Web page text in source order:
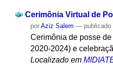
Cerimônia Virtual de
porAziz Salem — publicado
Cerimônia de posse
2020-2024) e
Localizado em